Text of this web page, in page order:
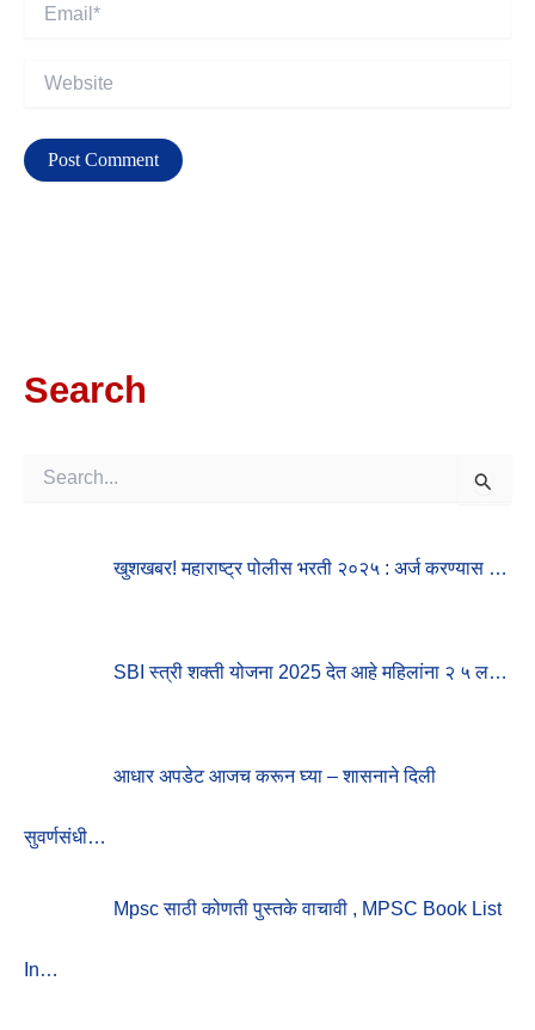
Search
खुशखबर! महाराष्ट्र पोलीस भरती २०२५ : अर्ज करण्यास …
SBI स्त्री शक्ती योजना 2025 देत आहे महिलांना २ ५ ल…
आधार अपडेट आजच करून घ्या – शासनाने दिली
सुवर्णसंधी…
Mpsc साठी कोणती पुस्तके वाचावी , MPSC Book List
In…